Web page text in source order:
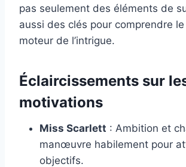
pas seulement des éléments de
aussi des clés pour comprendre
moteur de l’intrigue.
Éclaircissements sur
motivations
Miss Scarlett : Ambition et
manœuvre habilement pour
objectifs.